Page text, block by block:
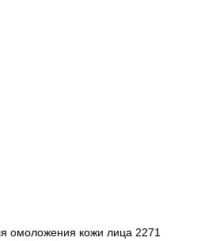
омоложения кожи лица 2271